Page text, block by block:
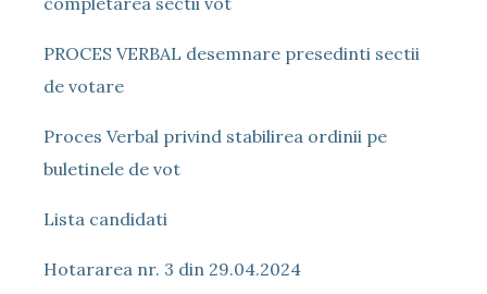
PROCES VERBAL desemnare presedinti sectii
de votare
Proces Verbal privind stabilirea ordinii pe
buletinele de vot
Lista candidati
Hotararea nr. 3 din 29.04.2024